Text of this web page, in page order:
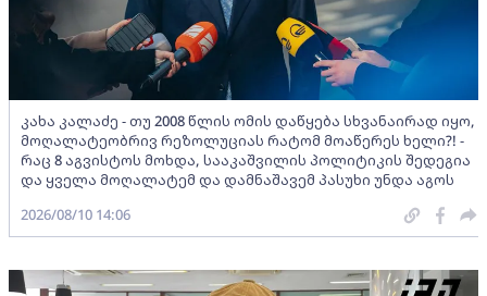
კახა კალაძე - თუ 2008 წლის ომის დაწყება სხვანაირად იყო,
მოღალატეობრივ რეზოლუციას რატომ მოაწერეს ხელი?! -
რაც 8 აგვისტოს მოხდა, სააკაშვილის პოლიტიკის შედეგია
და ყველა მოღალატემ და დამნაშავემ პასუხი უნდა აგოს
2026/08/10 14:06